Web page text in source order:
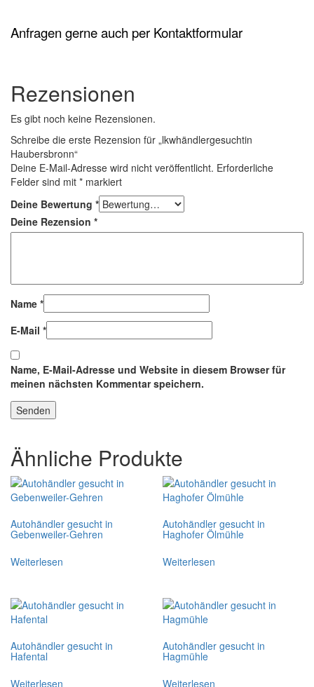
Anfragen gerne auch per Kontaktformular
Rezensionen
Es gibt noch keine Rezensionen.
Schreibe die erste Rezension für „lkwhändlergesuchtin
Haubersbronn“
Deine E-Mail-Adresse wird nicht veröffentlicht. Erforderliche
Felder sind mit * markiert
Deine Bewertung *
Deine Rezension *
Name *
E-Mail *
Name, E-Mail-Adresse und Website in diesem Browser für
meinen nächsten Kommentar speichern.
Ähnliche Produkte
Autohändler gesucht in
Gebenweiler-Gehren
Weiterlesen
Autohändler gesucht in
Haghofer Ölmühle
Weiterlesen
Autohändler gesucht in
Hafental
Weiterlesen
Autohändler gesucht in
Hagmühle
Weiterlesen